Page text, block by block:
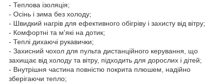
- Теплова ізоляція;
- Осінь і зима без холоду;
- Швидкий нагрів для ефективного обігріву і захисту від вітру;
- Комфортні та м'які на дотик;
- Теплі дихаючі рукавички;
- Захисний чохол для пульта дистанційного керування, що
захищає від холоду та вітру, підходить для дорослих і дітей;
- Внутрішня частина повністю покрита плюшем, надійно
зберігаючи тепло;